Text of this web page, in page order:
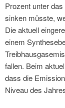
Prozent unter
sinken müsste,
Die aktuell
einem
fallen. Beim
dass die
Niveau des